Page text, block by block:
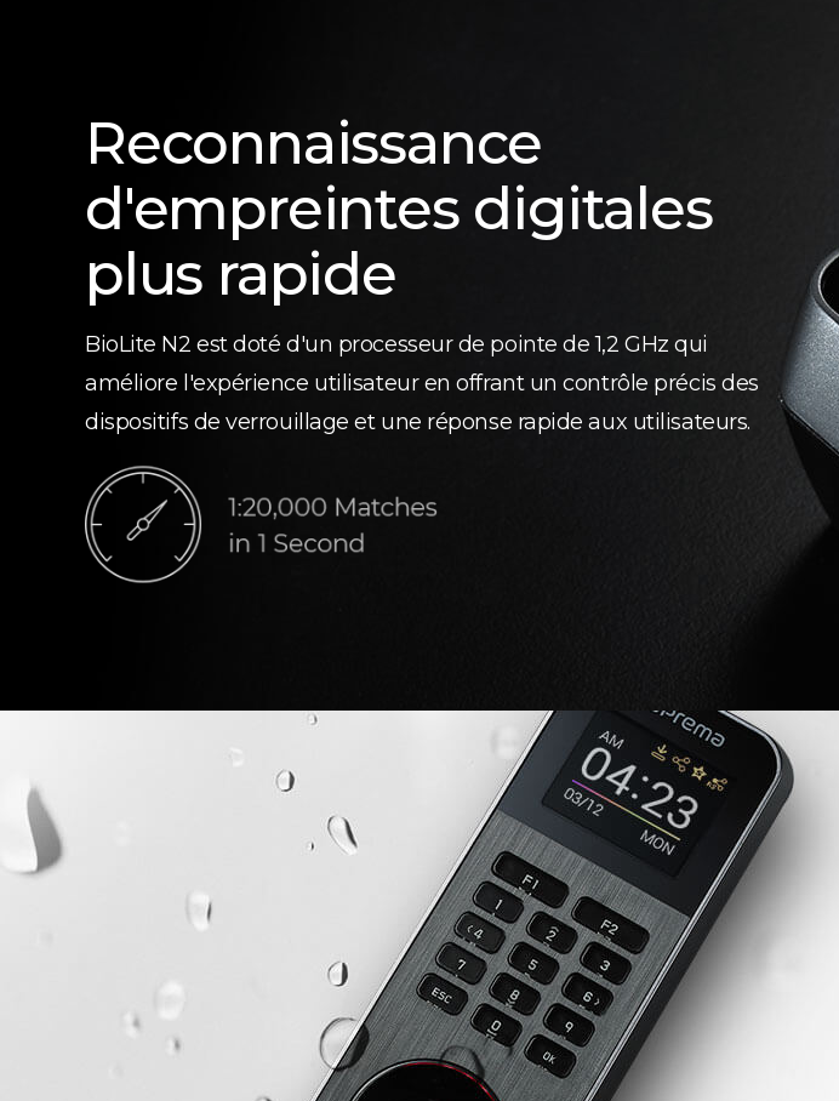
Reconnaissance
d'empreintes digitales
plus rapide
BioLite N2 est doté d'un processeur de pointe de 1,2 GHz qui
améliore l'expérience utilisateur en offrant un contrôle précis des
dispositifs de verrouillage et une réponse rapide aux utilisateurs.